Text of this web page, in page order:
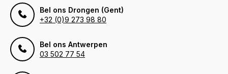
Bel ons Drongen (Gent)
+32 (0)9 273 98 80
Bel ons Antwerpen
03 502 77 54